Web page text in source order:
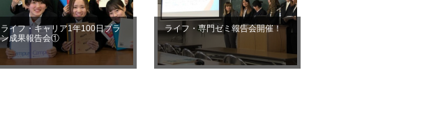
ライフ・キャリア1年100日プラ
ン成果報告会①
ライフ・専門ゼミ報告会開催！